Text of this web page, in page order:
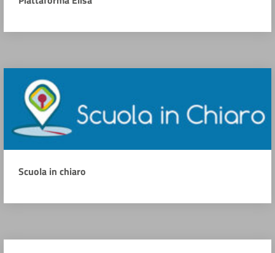
Scuola in chiaro